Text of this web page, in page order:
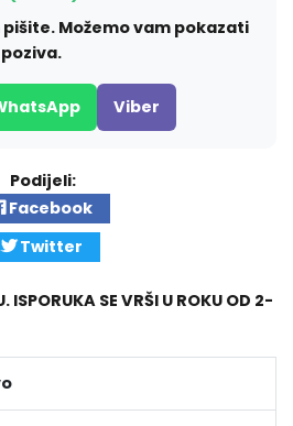
Možemo vam pokazati
Viber
Podijeli:
Facebook
Twitter
ISPORUKA SE VRŠI U ROKU OD 2-